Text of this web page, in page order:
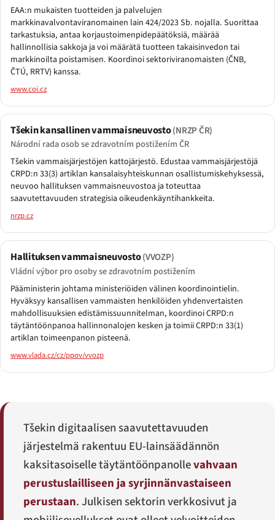
EAA:n mukaisten tuotteiden ja palvelujen
markkinavalvontaviranomainen lain 424/2023 Sb. nojalla. Suorittaa
tarkastuksia, antaa korjaustoimenpidepäätöksiä, määrää
hallinnollisia sakkoja ja voi määrätä tuotteen takaisinvedon tai
markkinoilta poistamisen. Koordinoi sektoriviranomaisten (ČNB,
ČTÚ, RRTV) kanssa.
www.coi.cz
Tšekin kansallinen vammaisneuvosto(NRZP ČR)
Národní rada osob se zdravotním postižením ČR
Tšekin vammaisjärjestöjen kattojärjestö. Edustaa vammaisjärjestöjä
CRPD:n 33(3) artiklan kansalaisyhteiskunnan osallistumiskehyksessä,
neuvoo hallituksen vammaisneuvostoa ja toteuttaa
saavutettavuuden strategisia oikeudenkäyntihankkeita.
nrzp.cz
Hallituksen vammaisneuvosto(VVOZP)
Vládní výbor pro osoby se zdravotním postižením
Pääministerin johtama ministeriöiden välinen koordinointielin.
Hyväksyy kansallisen vammaisten henkilöiden yhdenvertaisten
mahdollisuuksien edistämissuunnitelman, koordinoi CRPD:n
täytäntöönpanoa hallinnonalojen kesken ja toimii CRPD:n 33(1)
artiklan toimeenpanon pisteenä.
www.vlada.cz/cz/ppov/vvozp
Tšekin digitaalisen saavutettavuuden
järjestelmä rakentuu EU-lainsäädännön
kaksitasoiselle täytäntöönpanollevahvaan
perustuslailliseen ja syrjinnänvastaiseen
perustaan. Julkisen sektorin verkkosivut ja